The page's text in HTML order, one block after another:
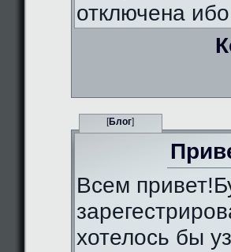
отключена
[Блог]
Всем
хотелось бы